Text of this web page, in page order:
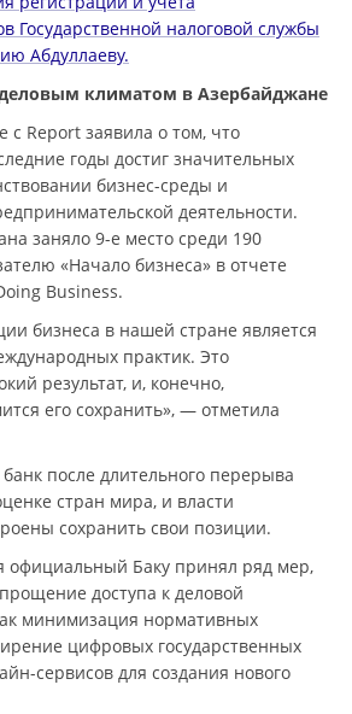
Государственной налоговой службы
Абдуллаеву.
климатом в Азербайджане
с Report заявила о том, что
годы достиг значительных
бизнес-среды и
деятельности.
заняло 9-е место среди 190
«Начало бизнеса» в отчете
Business.
бизнеса в нашей стране является
практик. Это
результат, и, конечно,
его сохранить», — отметила
после длительного перерыва
стран мира, и власти
сохранить свои позиции.
официальный Баку принял ряд мер,
доступа к деловой
минимизация нормативных
цифровых государственных
сервисов для создания нового